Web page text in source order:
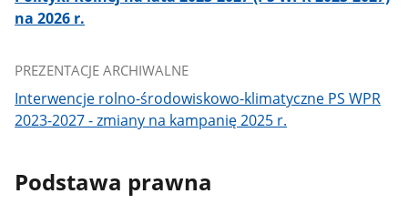
na 2026 r.
PREZENTACJE ARCHIWALNE
Interwencje rolno-środowiskowo-klimatyczne PS WPR
2023-2027 - zmiany na kampanię 2025 r.
Podstawa prawna